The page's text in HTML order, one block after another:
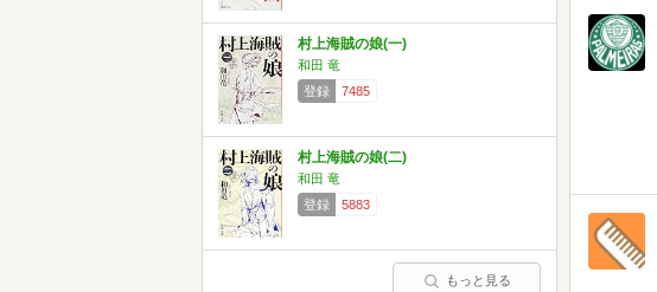
村上海賊の娘(一)
和田 竜
登録
7485
村上海賊の娘(二)
和田 竜
登録
5883
もっと見る